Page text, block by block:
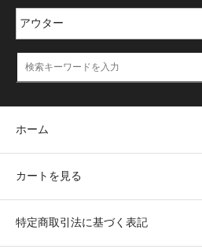
ホーム
カートを見る
特定商取引法に基づく表記